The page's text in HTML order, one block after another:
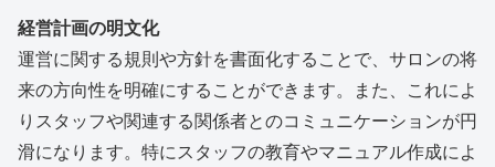
経営計画の明文化
運営に関する規則や方針を書面化することで、サロンの将
来の方向性を明確にすることができます。また、これによ
りスタッフや関連する関係者とのコミュニケーションが円
滑になります。特にスタッフの教育やマニュアル作成によ